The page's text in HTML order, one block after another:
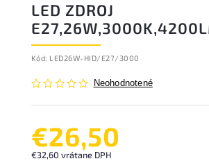
LED ZDROJ
Kód: LED26W-HID/E27/3000
Neohodnotené
€26,50
€32,60 vrátane DPH